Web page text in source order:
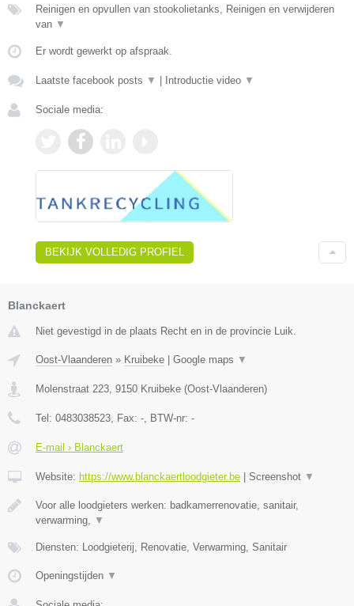
Reinigen en opvullen van stookolietanks, Reinigen en verwijderen
van ▼
Er wordt gewerkt op afspraak.
Laatste facebook posts ▼ | Introductie video ▼
Sociale media:
BEKIJK VOLLEDIG PROFIEL
Blanckaert
Niet gevestigd in de plaats Recht en in de provincie Luik.
Oost-Vlaanderen » Kruibeke Google maps ▼
Molenstraat 223 9150 Kruibeke (Oost-Vlaanderen)
Tel: 0483038523 , Fax: - , BTW-nr: -
E-mail › Blanckaert
Website: https://www.blanckaertloodgieter.be Screenshot ▼
Voor alle loodgieters werken: badkamerrenovatie, sanitair,
verwarming,
▼
Diensten: Loodgieterij, Renovatie, Verwarming, Sanitair
Openingstijden ▼